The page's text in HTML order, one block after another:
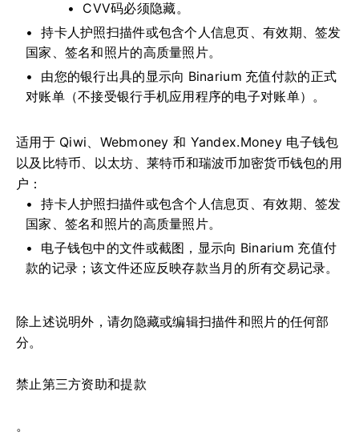
CVV码必须隐藏。
持卡人护照扫描件或包含个人信息页、有效期、签发
国家、签名和照片的高质量照片。
由您的银行出具的显示向 Binarium 充值付款的正式
对账单（不接受银行手机应用程序的电子对账单）。
适用于 Qiwi、Webmoney 和 Yandex.Money 电子钱包
以及比特币、以太坊、莱特币和瑞波币加密货币钱包的用
户：
持卡人护照扫描件或包含个人信息页、有效期、签发
国家、签名和照片的高质量照片。
电子钱包中的文件或截图，显示向 Binarium 充值付
款的记录；该文件还应反映存款当月的所有交易记录。
除上述说明外，请勿隐藏或编辑扫描件和照片的任何部
分。
禁止第三方资助和提款
。